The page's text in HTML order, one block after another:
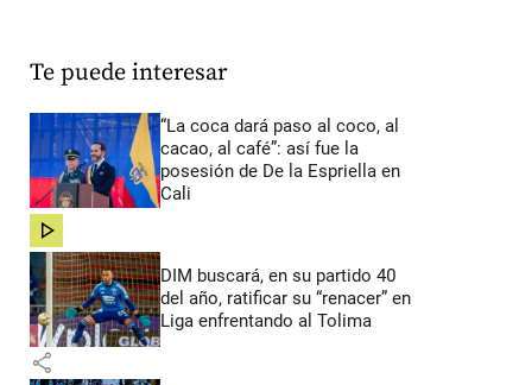
Te puede interesar
“La coca dará paso al coco, al
cacao, al café”: así fue la
posesión de De la Espriella en
Cali
share
DIM buscará, en su partido 40
del año, ratificar su “renacer” en
Liga enfrentando al Tolima
share